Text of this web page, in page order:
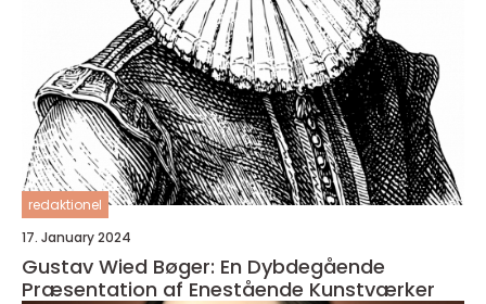
redaktionel
17. January 2024
Gustav Wied Bøger: En Dybdegående
Præsentation af Enestående Kunstværker